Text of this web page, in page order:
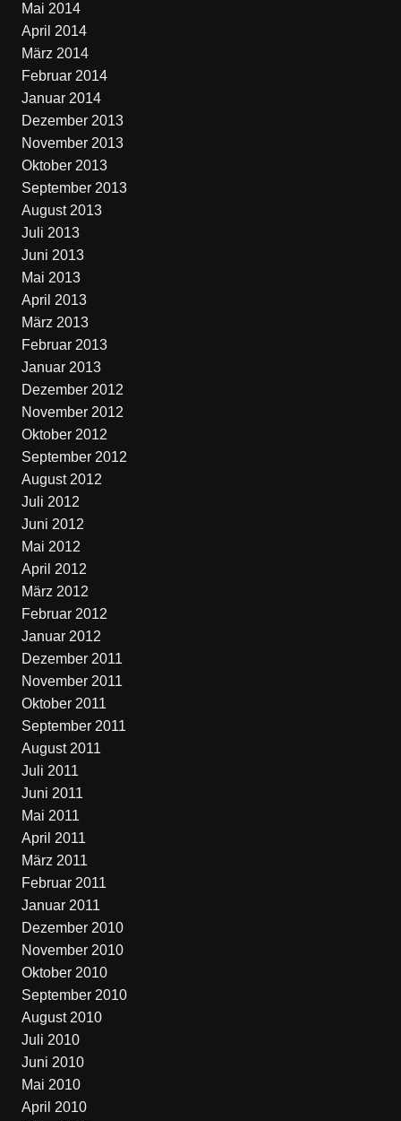
Mai 2014
April 2014
März 2014
Februar 2014
Januar 2014
Dezember 2013
November 2013
Oktober 2013
September 2013
August 2013
Juli 2013
Juni 2013
Mai 2013
April 2013
März 2013
Februar 2013
Januar 2013
Dezember 2012
November 2012
Oktober 2012
September 2012
August 2012
Juli 2012
Juni 2012
Mai 2012
April 2012
März 2012
Februar 2012
Januar 2012
Dezember 2011
November 2011
Oktober 2011
September 2011
August 2011
Juli 2011
Juni 2011
Mai 2011
April 2011
März 2011
Februar 2011
Januar 2011
Dezember 2010
November 2010
Oktober 2010
September 2010
August 2010
Juli 2010
Juni 2010
Mai 2010
April 2010